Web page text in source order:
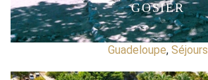
GOSIER
Guadeloupe, Séjours